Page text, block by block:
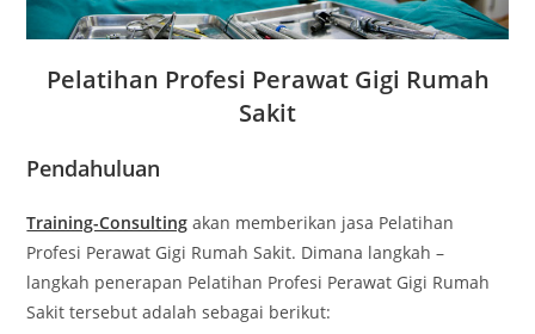
Pelatihan Profesi Perawat Gigi Rumah
Sakit
Pendahuluan
Training-Consulting akan memberikan jasa Pelatihan
Profesi Perawat Gigi Rumah Sakit. Dimana langkah –
langkah penerapan Pelatihan Profesi Perawat Gigi Rumah
Sakit tersebut adalah sebagai berikut: